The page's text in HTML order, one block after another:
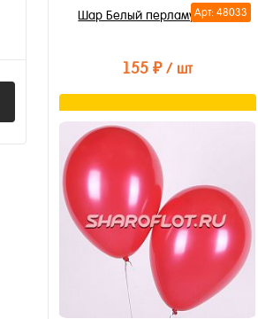
Арт: 48033
Шар Белый перламутр 30см
155 ₽/ шт
В корзину
Купить в 1 клик
В избранное
В наличии